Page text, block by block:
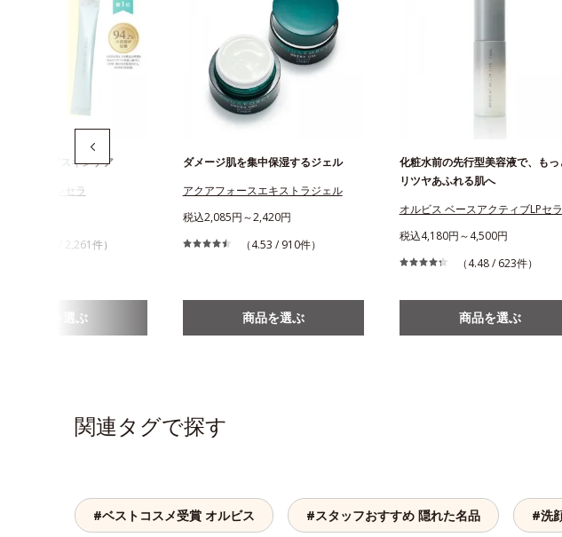
めの“飲む”スキンケア
ディフェンセラ
（4.43 / 2,261件）
商品を選ぶ
ダメージ肌を集中保湿するジェル
アクアフォースエキストラジェル
税込2,085円～2,420円
（4.53 / 910件）
商品を選ぶ
化粧水前の先行型美容液で、もっ
リツヤあふれる肌へ
オルビス ベースアクティブLPセ
税込4,180円～4,500円
（4.48 / 623件）
商品を選ぶ
関連タグで探す
#ベストコスメ受賞 オルビス #スタッフおすすめ 隠れた名品 #洗